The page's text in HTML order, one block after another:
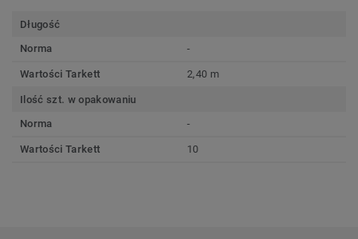
Długość
Norma
-
Wartości Tarkett 2,40 m
Ilość szt. w opakowaniu
Norma
-
Wartości Tarkett 10